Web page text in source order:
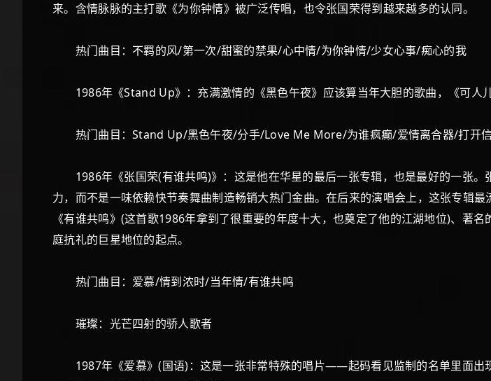
来。含情脉脉的主打歌《为你钟情》被广泛传唱，也令张国荣得到越来越多的认同。
热门曲目：不羁的风/第一次/甜蜜的禁果/心中情/为你钟情/少女心事/痴心的我
1986年《Stand Up》：充满激情的《黑色午夜》应该算当年大胆的歌曲，《可人
热门曲目：Stand Up/黑色午夜/分手/Love Me More/为谁疯癫/爱情离合器/打开
1986年《张国荣(有谁共鸣)》：这是他在华星的最后一张专辑，也是最好的一张。
力，而不是一味依赖快节奏舞曲制造畅销大热门金曲。在后来的演唱会上，这张专辑
《有谁共鸣》(这首歌1986年拿到了很重要的年度十大，也奠定了他的江湖地位)、著
庭抗礼的巨星地位的起点。
热门曲目：爱慕/情到浓时/当年情/有谁共鸣
璀璨：光芒四射的骄人歌者
1987年《爱慕》(国语)：这是一张非常特殊的唱片——起码看见监制的名单里面出